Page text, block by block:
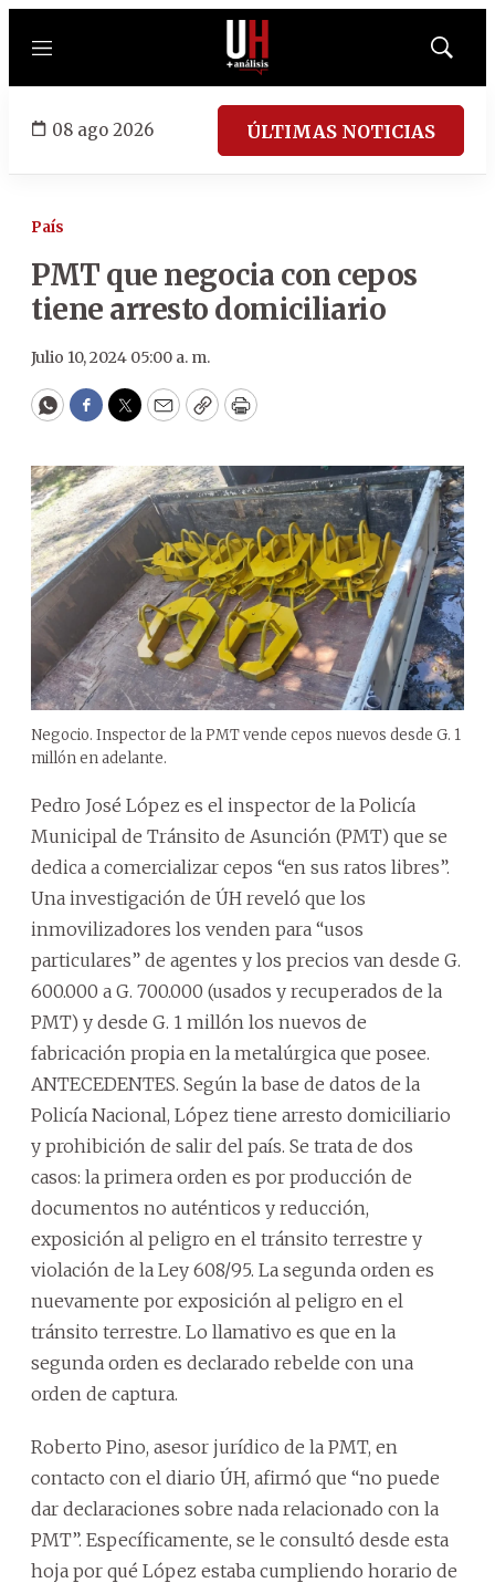
Menú
Mostrar
08 ago 2026 ÚLTIMAS NOTICIAS
País
PMT que negocia con cepos
tiene arresto domiciliario
Julio 10, 2024 05:00 a. m.
WhatsApp
Facebook
Twitter
EmailCopyPrint
Negocio. Inspector de la PMT vende cepos nuevos desde G. 1
millón en adelante.
Pedro José López es el inspector de la Policía
Municipal de Tránsito de Asunción (PMT) que se
dedica a comercializar cepos “en sus ratos libres”.
Una investigación de ÚH reveló que los
inmovilizadores los venden para “usos
particulares” de agentes y los precios van desde G.
600.000 a G. 700.000 (usados y recuperados de la
PMT) y desde G. 1 millón los nuevos de
fabricación propia en la metalúrgica que posee.
ANTECEDENTES. Según la base de datos de la
Policía Nacional, López tiene arresto domiciliario
y prohibición de salir del país. Se trata de dos
casos: la primera orden es por producción de
documentos no auténticos y reducción,
exposición al peligro en el tránsito terrestre y
violación de la Ley 608/95. La segunda orden es
nuevamente por exposición al peligro en el
tránsito terrestre. Lo llamativo es que en la
segunda orden es declarado rebelde con una
orden de captura.
Roberto Pino, asesor jurídico de la PMT, en
contacto con el diario ÚH, afirmó que “no puede
dar declaraciones sobre nada relacionado con la
PMT”. Específicamente, se le consultó desde esta
hoja por qué López estaba cumpliendo horario de